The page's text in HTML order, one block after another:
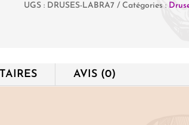
druses
UGS : DRUSES-LABRA7 Catégories :
AVIS (0)